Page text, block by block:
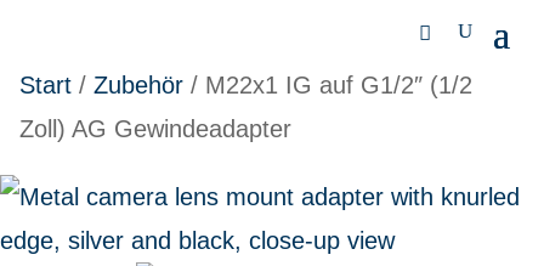
Start / Zubehör / M22x1 IG auf G1/2″ (1/2
Zoll) AG Gewindeadapter